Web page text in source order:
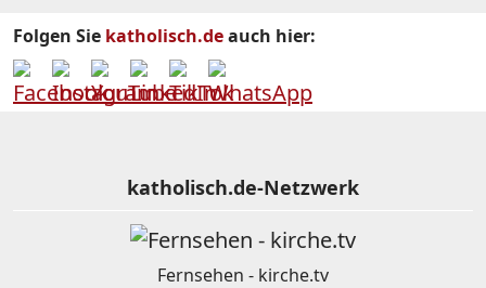
Folgen Sie katholisch.deauch hier:
katholisch.de-Netzwerk
Fernsehen - kirche.tv